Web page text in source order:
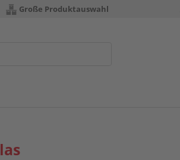
Große Produktauswahl